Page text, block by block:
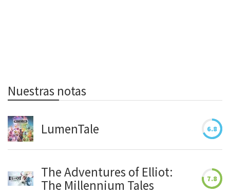
Nuestras notas
LumenTale 6.8
The Adventures of Elliot:
The Millennium Tales
7.8